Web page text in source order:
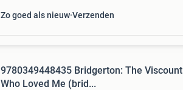
Zo goed als nieuw Verzenden
9780349448435 Bridgerton: The Viscount
Who Loved Me (brid...